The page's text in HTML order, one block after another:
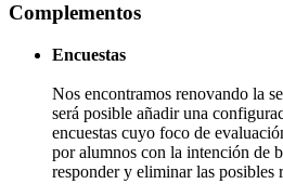
Complementos
Encuestas
Nos encontramos renovando la
será posible añadir una
encuestas cuyo foco de
por alumnos con la intención de
responder y eliminar las posibles